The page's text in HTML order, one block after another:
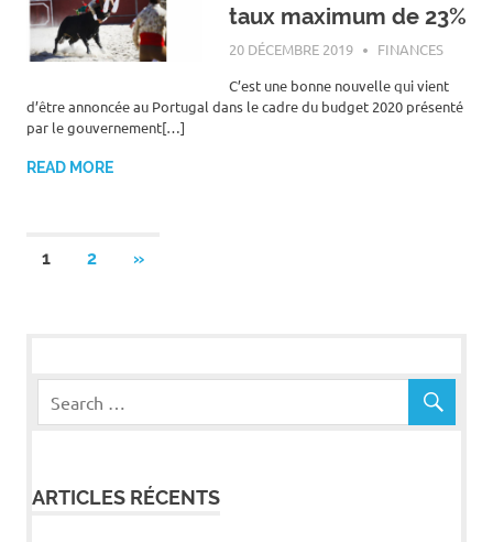
taux maximum de 23%
20 DÉCEMBRE 2019 ROGER LAHANA
FINANCES
C’est une bonne nouvelle qui vient
d’être annoncée au Portugal dans le cadre du budget 2020 présenté
par le gouvernement[…]
READ MORE
Pagination
1 2
NEXT
»
ARTICLES RÉCENTS